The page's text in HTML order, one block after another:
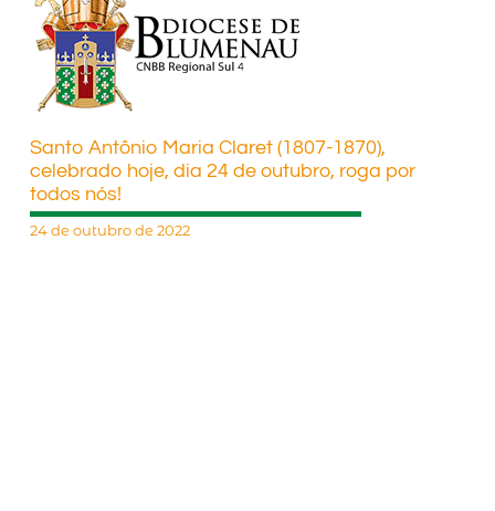
Santo Antônio Maria Claret (1807-1870),
celebrado hoje, dia 24 de outubro, roga por
todos nós!
24 de outubro de 2022